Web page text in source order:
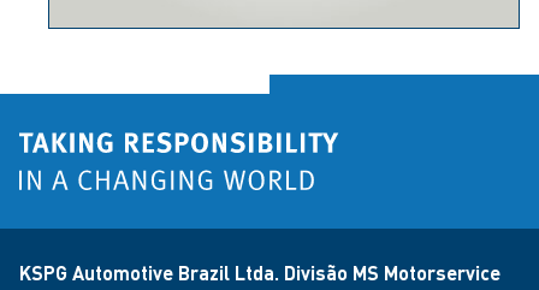
KSPG Automotive Brazil Ltda. Divisão MS Motorservice